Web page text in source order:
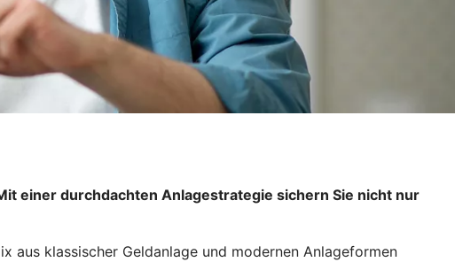
einer durchdachten Anlagestrategie sichern Sie nicht nur
aus klassischer Geldanlage und modernen Anlageformen